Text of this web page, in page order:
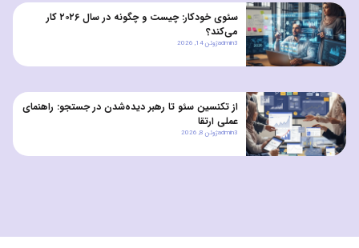
سئوی خودکار: چیست و چگونه در سال ۲۰۲۶ کار
می‌کند؟
admin3ژوئن 14, 2026
از تکنسین سئو تا رهبر دیده‌شدن در جستجو: راهنمای
عملی ارتقا
admin3ژوئن 8, 2026